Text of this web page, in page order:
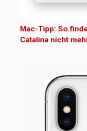
Mac-Tipp: So
Catalina nicht